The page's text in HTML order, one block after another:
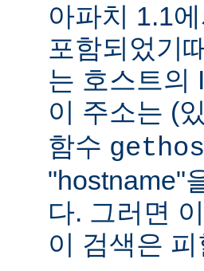
아파치 1.1에
포함되었기
는 호스트의
이 주소는 (
함수
"hostname"
다. 그러면
이 검색은